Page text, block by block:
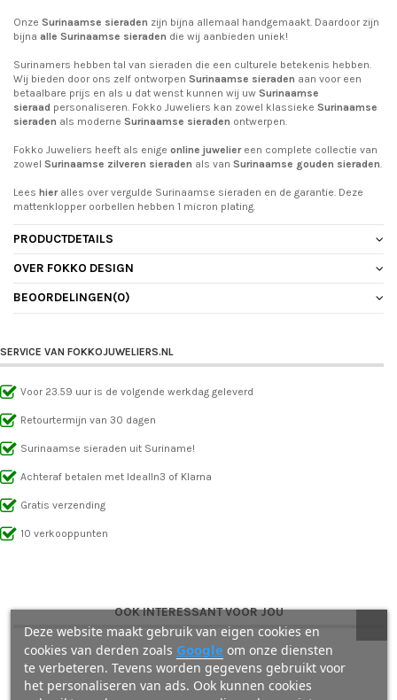
Onze Surinaamse sieraden zijn bijna allemaal handgemaakt. Daardoor zijn
bijna alle Surinaamse sieraden die wij aanbieden uniek!
Surinamers hebben tal van sieraden die een culturele betekenis hebben.
Wij bieden door ons zelf ontworpen Surinaamse sieraden aan voor een
betaalbare prijs en als u dat wenst kunnen wij uw Surinaamse
sieraad personaliseren. Fokko Juweliers kan zowel klassieke Surinaamse
sieraden als moderne Surinaamse sieraden ontwerpen.
Fokko Juweliers heeft als enige online juweliereen complete collectie van
zowel Surinaamse zilveren sieraden als van Surinaamse gouden sieraden
Lees hieralles over vergulde Surinaamse sieraden en de garantie. Deze
mattenklopper oorbellen hebben 1 micron plating.
PRODUCTDETAILS
OVER FOKKO DESIGN
BEOORDELINGEN(0)
SERVICE VAN FOKKOJUWELIERS.NL
Voor 23.59 uur is de volgende werkdag geleverd
Retourtermijn van 30 dagen
Surinaamse sieraden uit Suriname!
Achteraf betalen met IdealIn3 of Klarna
Gratis verzending
10 verkooppunten
OOK INTERESSANT VOOR JOU
Deze website maakt gebruik van eigen cookies en
cookies van derden zoals Googleom onze diensten
te verbeteren. Tevens worden gegevens gebruikt voor
het personaliseren van ads. Ook kunnen cookies